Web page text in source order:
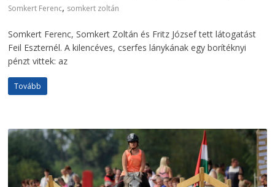
Somkert Ferenc, somkert zoltán
Somkert Ferenc, Somkert Zoltán és Fritz József tett látogatást
Feil Eszternél. A kilencéves, cserfes lánykának egy borítéknyi
pénzt vittek: az
Tovább